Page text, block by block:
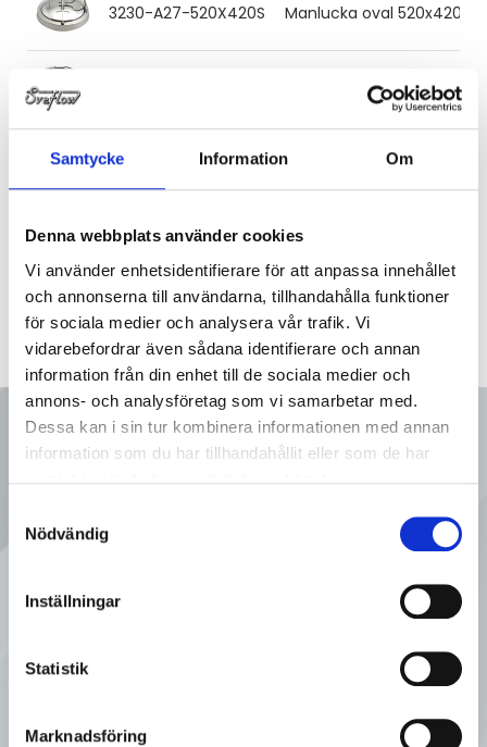
Samtycke Information Om
Denna webbplats använder cookies
Vi använder enhetsidentifierare för att anpassa innehållet
och annonserna till användarna, tillhandahålla funktioner
för sociala medier och analysera vår trafik. Vi
vidarebefordrar även sådana identifierare och annan
information från din enhet till de sociala medier och
annons- och analysföretag som vi samarbetar med.
Dessa kan i sin tur kombinera informationen med annan
information som du har tillhandahållit eller som de har
Nödvändig
Inställningar
Statistik
Marknadsföring
3230-A27-520X420S Manlucka oval 520x420
Manlucka oval 560x450
3230-A31-520X420S Manlucka oval 520x420
Ring oss
08 - 92 80 80
Sveflow, du är alltid välkommen!